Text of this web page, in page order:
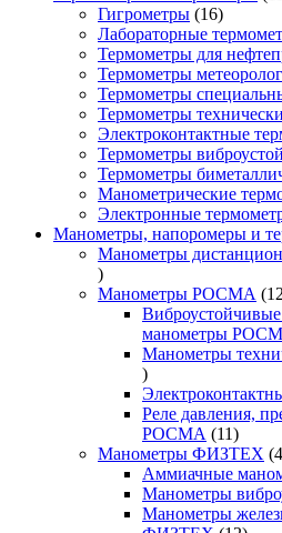
Гигрометры 1616
товаров
Лабораторные
Термометры для
Термометры
Термометры
Термометры
Электроконтактные
Термометры
Термометры
Манометрические
Электронные
Манометры, напоромеры и
Манометры
9
товаров
Манометры РОСМА
манометры
Манометры
521
товар
Реле давления,
РОСМА
1111
Манометры ФИЗТЕХ
Аммиачные
Манометры
Манометры